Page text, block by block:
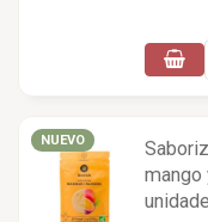
mango
NUEVO